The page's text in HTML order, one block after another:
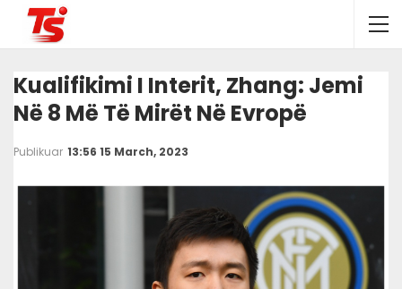
Kualifikimi I Interit, Zhang: Jemi
Në 8 Më Të Mirët Në Evropë
Publikuar 13:56 15 March, 2023